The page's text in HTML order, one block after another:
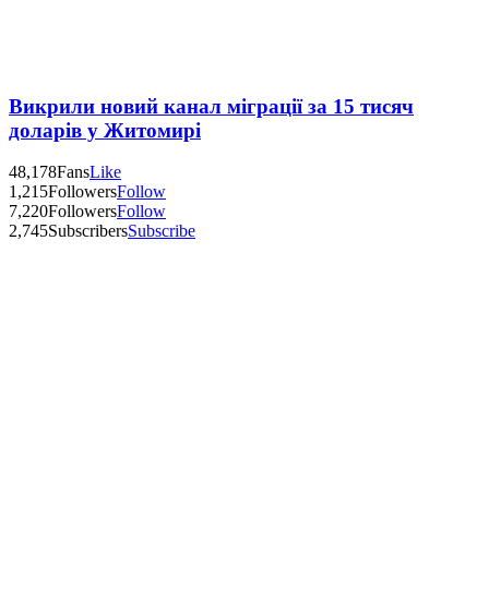
Викрили новий канал міграції за 15 тисяч
доларів у Житомирі
48,178FansLike
1,215FollowersFollow
7,220FollowersFollow
2,745SubscribersSubscribe